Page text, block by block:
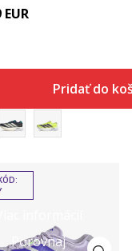
EUR
Pridať do
Porovnaj